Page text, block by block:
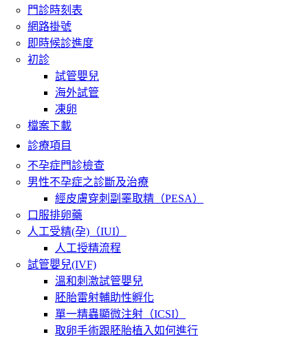
門診時刻表
網路掛號
即時候診進度
初診
試管嬰兒
海外試管
凍卵
檔案下載
診療項目
不孕症門診檢查
男性不孕症之診斷及治療
經皮膚穿刺副睪取精（PESA）
口服排卵藥
人工受精(孕)（IUI）
人工授精流程
試管嬰兒(IVF)
溫和刺激試管嬰兒
胚胎雷射輔助性孵化
單一精蟲顯微注射（ICSI）
取卵手術跟胚胎植入如何進行